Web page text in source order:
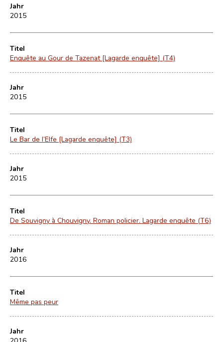
Jahr
2015
Titel
Enquête au Gour de Tazenat [Lagarde enquête] (T4)
Jahr
2015
Titel
Le Bar de l’Elfe [Lagarde enquête] (T3)
Jahr
2015
Titel
De Souvigny à Chouvigny. Roman policier. Lagarde enquête (T6)
Jahr
2016
Titel
Même pas peur
Jahr